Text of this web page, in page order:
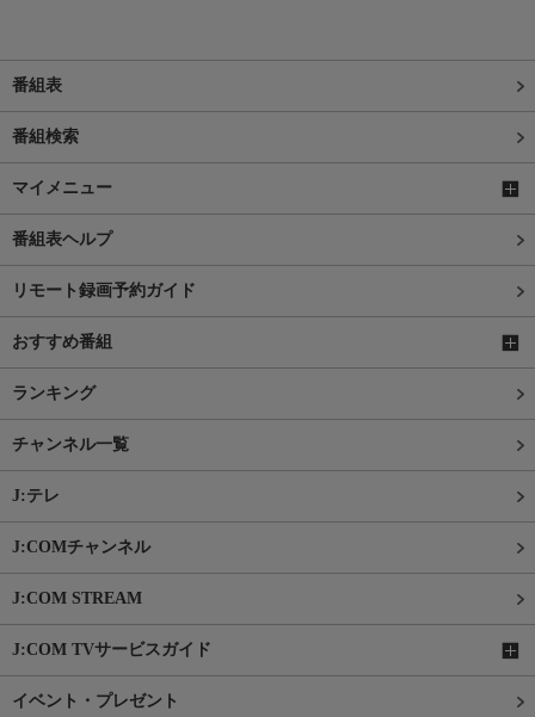
番組表
番組検索
マイメニュー
番組表ヘルプ
リモート録画予約ガイド
おすすめ番組
ランキング
チャンネル一覧
J:テレ
J:COMチャンネル
J:COM STREAM
J:COM TVサービスガイド
イベント・プレゼント